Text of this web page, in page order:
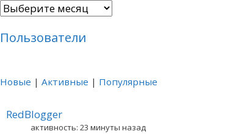
Архивы
Пользователи
Новые | Активные | Популярные
RedBlogger
активность: 23 минуты назад